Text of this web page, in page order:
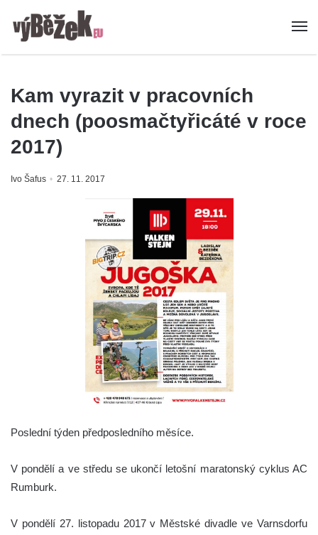
Kam vyrazit v pracovních
dnech (poosmačtyřicáté v roce
2017)
Ivo Šafus 27. 11. 2017
Poslední týden předposledního měsíce.
V pondělí a ve středu se ukončí letošní maratonský cyklus AC
Rumburk.
V pondělí 27. listopadu 2017 v Městské divadle ve Varnsdorfu